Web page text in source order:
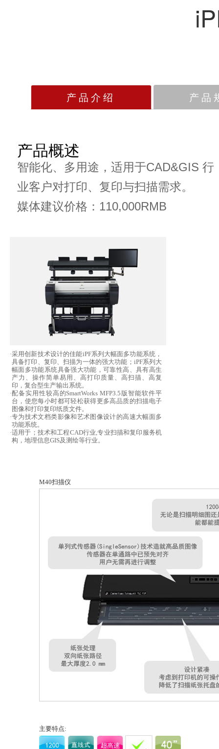
产品介绍 产品
产品概述
智能化、多用途，适用于CAD&GIS 行
业客户对打印、复印与扫描需求。
媒体建议价格：110,000RMB
·采用创新技术设计的佳能iPF系列大幅面多功能系统，
具备打印、复印、扫描为一体的强大功能；iPF系列大
幅面多功能系统具备强大功能，可靠性高、具有高生
产力、操作简单易用、高打印质量、高扫描、高复
印，复合型生产输出系统。
·配备实用性较高的SmartWorks MFP3.5版智能软件平
台，使您每小时都可轻松获得更多高品质的扫描电子
图像和打印复印纸质文件。
·专为技术文档类影像和艺术图像设计的高速大幅面多
功能系统。
·适用于；技术和工程CAD行业,专业扫描和复印服务机
构，地理信息GIS及测绘等行业。
M40扫描仪
主要特点: